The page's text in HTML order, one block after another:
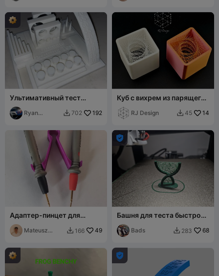
Ультимативный тест
печати
Ryan
 702 192
Куб с вихрем из парящего
филамента
RJ Design  45 14
Адаптер-пинцет для
щупов мультиметра для
работы одной рукой
Mateusz
 166 49

Башня для теста быстрой
ретракции и нависаний
Bads  283 68
